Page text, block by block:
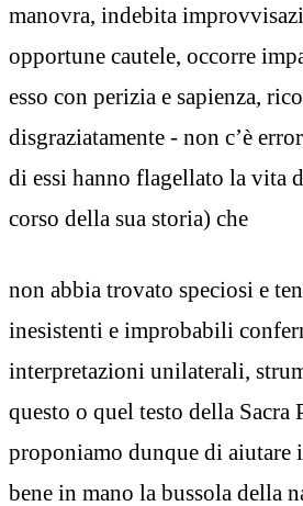
manovra, indebita
opportune cautele, occorre
esso con perizia e sapienza,
disgraziatamente - non c’è
di essi hanno flagellato la vita
corso della sua storia) che
non abbia trovato speciosi e
inesistenti e improbabili
interpretazioni unilaterali,
questo o quel testo della Sacra
proponiamo dunque di aiutare
bene in mano la bussola della